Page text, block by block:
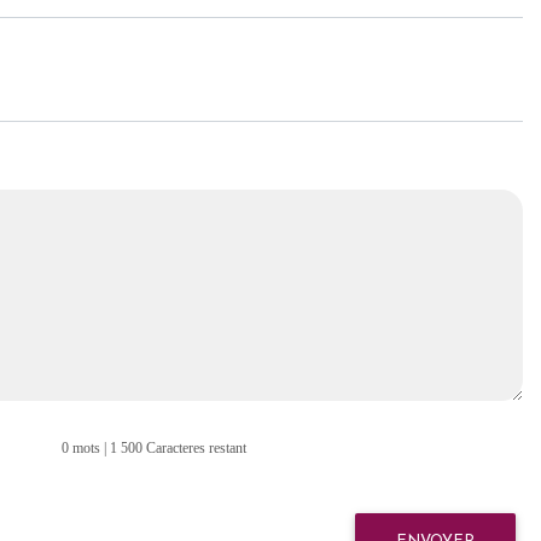
0 mots | 1 500 Caracteres restant